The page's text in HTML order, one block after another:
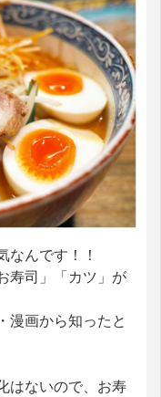
なんです！！
寿司」「カツ」が
漫画から知ったと
はないので、お寿